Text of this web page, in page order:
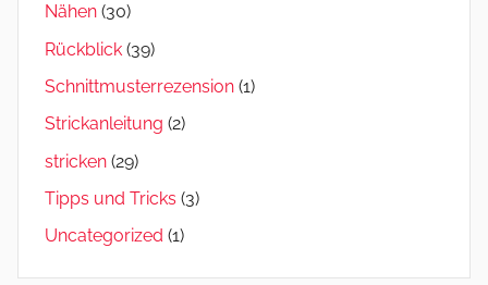
Nähen (30)
Rückblick (39)
Schnittmusterrezension (1)
Strickanleitung (2)
stricken (29)
Tipps und Tricks (3)
Uncategorized (1)